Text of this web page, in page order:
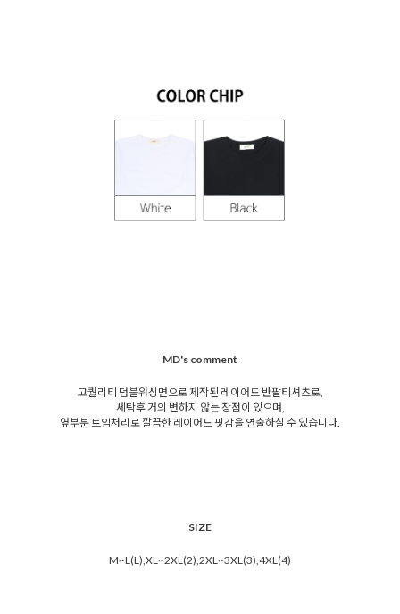
MD's comment
고퀄리티 덤블워싱면으로 제작된 레이어드 반팔티셔츠로,
세탁후 거의 변하지 않는 장점이 있으며,
옆부분 트임처리로 깔끔한 레이어드 핏감을 연출하실 수 있습니다.
SIZE
M~L(L),XL~2XL(2),2XL~3XL(3),4XL(4)